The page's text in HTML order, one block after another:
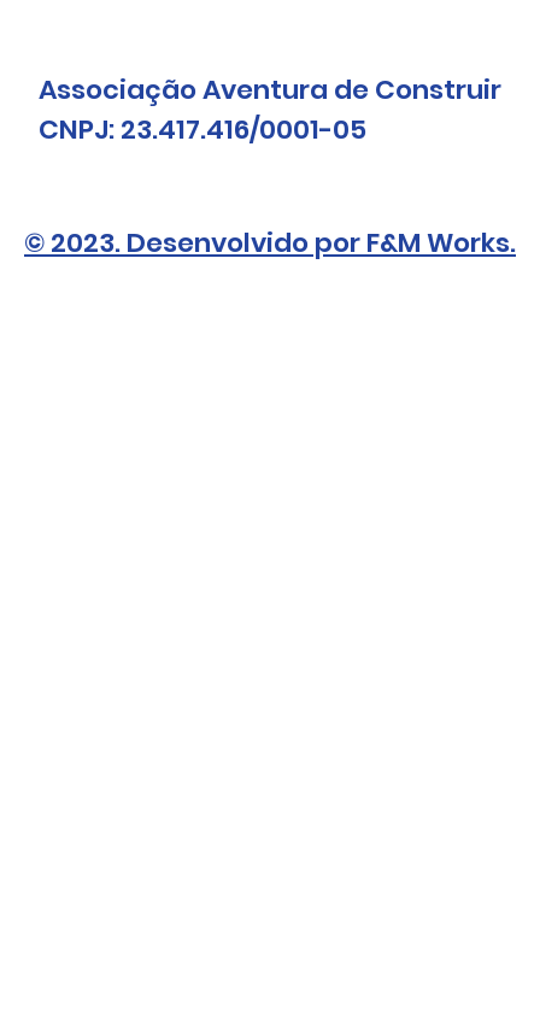
© 2023. Desenvolvido por F&M Works.
Associação Aventura de Construir
CNPJ: 23.417.416/0001-05